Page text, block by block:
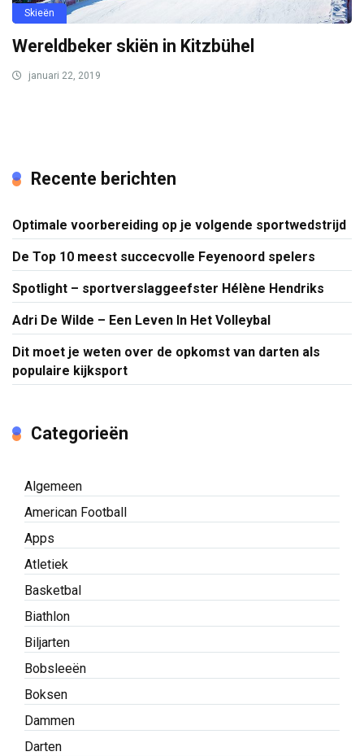
Skieën
Wereldbeker skiën in Kitzbühel
januari 22, 2019
Recente berichten
Optimale voorbereiding op je volgende sportwedstrijd
De Top 10 meest succecvolle Feyenoord spelers
Spotlight – sportverslaggeefster Hélène Hendriks
Adri De Wilde – Een Leven In Het Volleybal
Dit moet je weten over de opkomst van darten als
populaire kijksport
Categorieën
Algemeen
American Football
Apps
Atletiek
Basketbal
Biathlon
Biljarten
Bobsleeën
Boksen
Dammen
Darten